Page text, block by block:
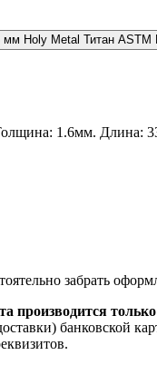
1.6мм. Длина:
забрать
производится
банковской